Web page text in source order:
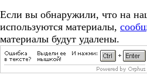
Если вы обнаружили, что на
используются материалы,
материалы будут удалены.